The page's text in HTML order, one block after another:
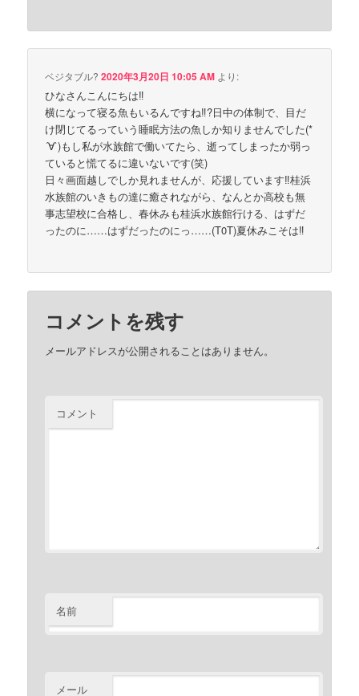
ベジタブル? 2020年3月20日 10:05 AM より:
ひなさんこんにちは‼
横になって寝る魚もいるんですね‼?日中の体制で、目だ
け閉じてるっていう睡眠方法の魚しか知りませんでした(*
´∀`)もし私が水族館で働いてたら、逝ってしまったか弱っ
ていると慌てるに違いないです(笑)
日々画面越しでしか見れませんが、応援しています‼桂浜
水族館のいきもの達に癒されながら、なんとか高校も無
事志望校に合格し、春休みも桂浜水族館行ける、はずだ
ったのに……はずだったのにっ……(T0T)夏休みこそは‼
コメントを残す
メールアドレスが公開されることはありません。
コメント
名前
メール